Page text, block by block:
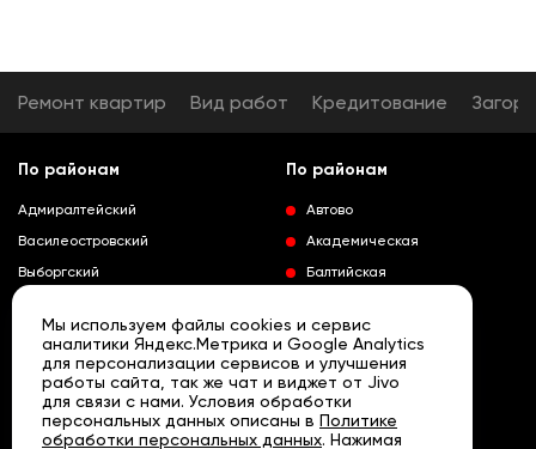
Ремонт квартир Вид работ Кредитование
По районам
Адмиралтейский
Василеостровский
Выборгский
Колпинский
Красногвардейский
Краносельский
Кронштадтский
Развернуть
По районам
Автово
Академическая
Балтийская
Выборгская
Гражданский проспект
Девяткино
Кировский завод
Мы используем файлы cookies и сервис
аналитики Яндекс.Метрика и Google Analytics
для персонализации сервисов и улучшения
работы сайта, так же чат и виджет от Jivo
для связи с нами. Условия обработки
персональных данных описаны в Политике
обработки персональных данных. Нажимая